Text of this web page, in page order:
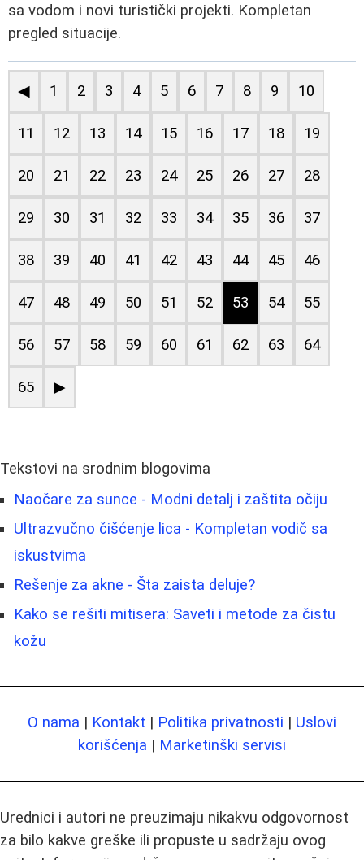
sa vodom i novi turistički projekti. Kompletan
pregled situacije.
◀ 1 2 3 4 5 6 7 8 9 10
11 12 13 14 15 16 17 18 19
20 21 22 23 24 25 26 27 28
29 30 31 32 33 34 35 36 37
38 39 40 41 42 43 44 45 46
47 48 49 50 51 52 53 54 55
56 57 58 59 60 61 62 63 64
65 ▶
Tekstovi na srodnim blogovima
Naočare za sunce - Modni detalj i zaštita očiju
Ultrazvučno čišćenje lica - Kompletan vodič sa
iskustvima
Rešenje za akne - Šta zaista deluje?
Kako se rešiti mitisera: Saveti i metode za čistu
kožu
O nama | Kontakt | Politika privatnosti | Uslovi
korišćenja | Marketinški servisi
Urednici i autori ne preuzimaju nikakvu odgovornost
za bilo kakve greške ili propuste u sadržaju ovog